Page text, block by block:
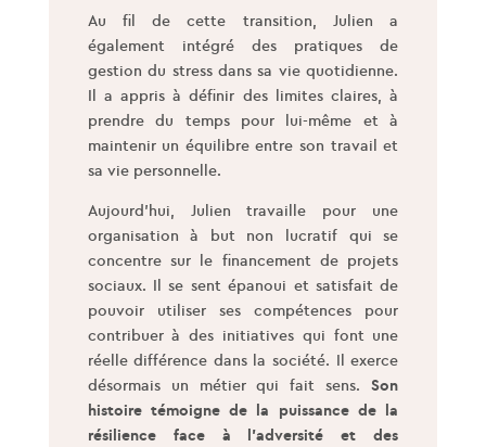
Au fil de cette transition, Julien a
également intégré des pratiques de
gestion du stress dans sa vie quotidienne.
Il a appris à définir des limites claires, à
prendre du temps pour lui-même et à
maintenir un équilibre entre son travail et
sa vie personnelle.
Aujourd’hui, Julien travaille pour une
organisation à but non lucratif qui se
concentre sur le financement de projets
sociaux. Il se sent épanoui et satisfait de
pouvoir utiliser ses compétences pour
contribuer à des initiatives qui font une
réelle différence dans la société. Il exerce
désormais un métier qui fait sens.Son
histoire témoigne de la puissance de la
résilience face à l’adversité et des